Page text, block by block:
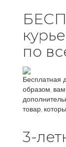
по
Бесплатная
образом,
товар,
3-